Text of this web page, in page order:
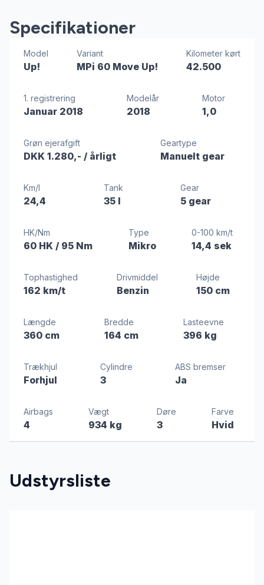
Specifikationer
Model
Up!
Variant
MPi 60 Move Up!
Kilometer kørt
42.500
1. registrering
Januar 2018
Modelår
2018
Motor
1,0
Grøn ejerafgift
DKK 1.280,- / årligt
Geartype
Manuelt gear
Km/l
24,4
Tank
35 l
Gear
5 gear
HK/Nm
60 HK / 95 Nm
Type
Mikro
0-100 km/t
14,4 sek
Tophastighed
162 km/t
Drivmiddel
Benzin
Højde
150 cm
Længde
360 cm
Bredde
164 cm
Lasteevne
396 kg
Trækhjul
Forhjul
Cylindre
3
ABS bremser
Ja
Airbags
4
Vægt
934 kg
Døre
3
Farve
Hvid
Udstyrsliste